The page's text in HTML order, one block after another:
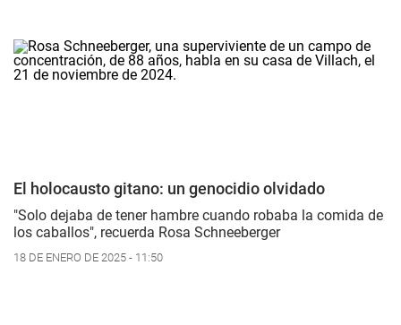
El holocausto gitano: un genocidio olvidado
"Solo dejaba de tener hambre cuando robaba la comida de
los caballos", recuerda Rosa Schneeberger
18 DE ENERO DE 2025 - 11:50